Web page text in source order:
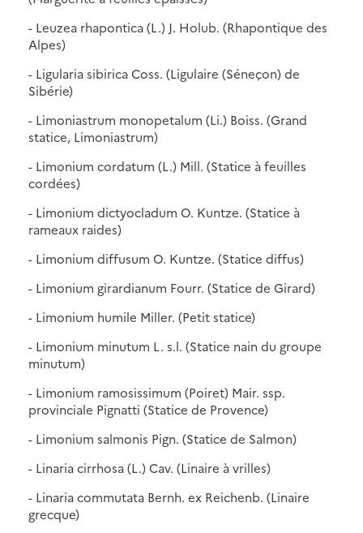
- Leuzea rhapontica (L.) J. Holub. (Rhapontique des
Alpes)
- Ligularia sibirica Coss. (Ligulaire (Séneçon) de
Sibérie)
- Limoniastrum monopetalum (Li.) Boiss. (Grand
statice, Limoniastrum)
- Limonium cordatum (L.) Mill. (Statice à feuilles
cordées)
- Limonium dictyocladum O. Kuntze. (Statice à
rameaux raides)
- Limonium diffusum O. Kuntze. (Statice diffus)
- Limonium girardianum Fourr. (Statice de Girard)
- Limonium humile Miller. (Petit statice)
- Limonium minutum L. s.l. (Statice nain du groupe
minutum)
- Limonium ramosissimum (Poiret) Mair. ssp.
provinciale Pignatti (Statice de Provence)
- Limonium salmonis Pign. (Statice de Salmon)
- Linaria cirrhosa (L.) Cav. (Linaire à vrilles)
- Linaria commutata Bernh. ex Reichenb. (Linaire
grecque)